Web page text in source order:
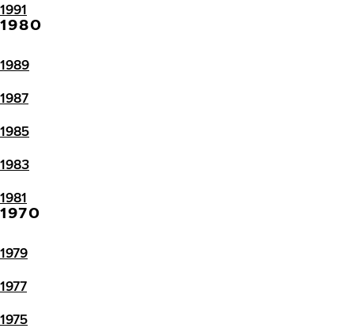
1991
1980
1989
1987
1985
1983
1981
1970
1979
1977
1975